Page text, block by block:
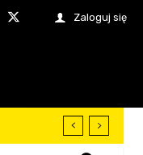
Zaloguj się